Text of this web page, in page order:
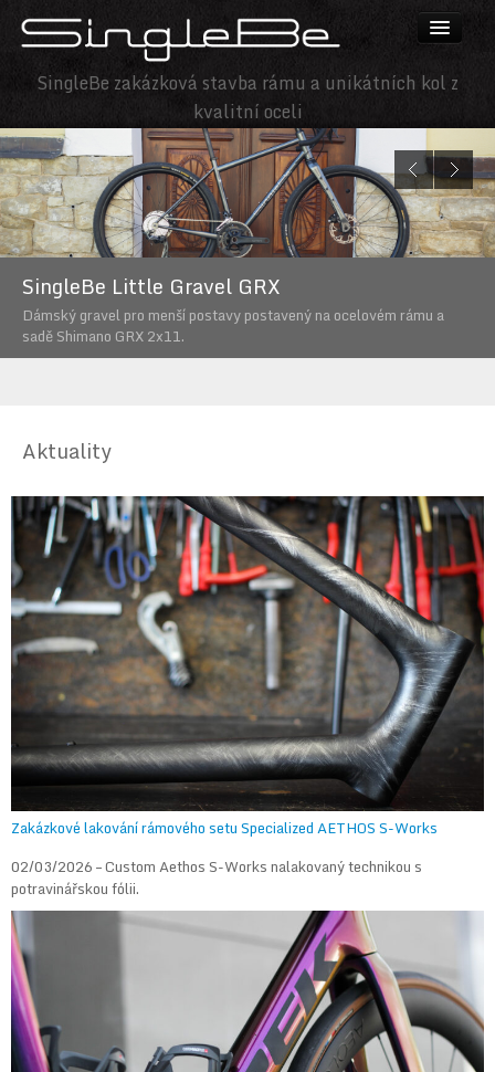
Kola SingleBe
Rámy SingleBe
Ocel
Cenik
Kontakt
FAQ
[EN]
SingleBe zakázková stavba rámu a unikátních kol z
kvalitní oceli
SingleBe Little Gravel GRX
Dámský gravel pro menší postavy postavený na ocelovém rámu a
sadě Shimano GRX 2x11.
SingleBe MTB 32″ Pinion C1.12
Naše první stavba na kolech 32". MTB pro bikepacking vybavený
uplně vším.
Aktuality
Zakázkové lakování rámového setu Specialized AETHOS S-Works
02/03/2026 – Custom Aethos S-Works nalakovaný technikou s
potravinářskou fólii.